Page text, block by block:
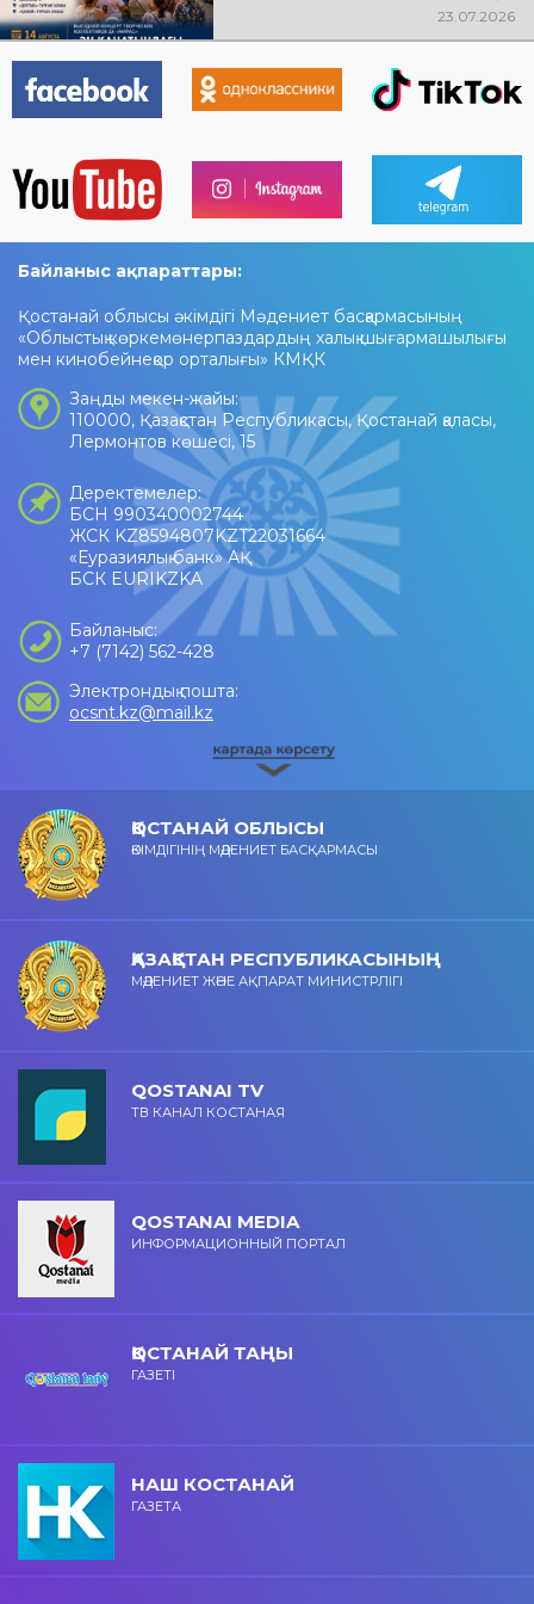
өтеді! Баршаңызды мерекелік
23.07.2026
Байланыс ақпараттары:
Қостанай облысы әкімдігі Мәдениет басқармасының
«Облыстық көркемөнерпаздардың халық шығармашылығы
мен кинобейнеқор орталығы» КМҚК
Заңды мекен-жайы:
110000, Қазақстан Республикасы, Қостанай қаласы,
Лермонтов көшесі, 15
Деректемелер:
БСН 990340002744
ЖСК KZ8594807KZT22031664
«Еуразиялық банк» АҚ
БСК EURIKZKA
Байланыс:
+7 (7142) 562-428
Электрондық пошта:
ocsnt.kz@mail.kz
ҚОСТАНАЙ ОБЛЫСЫ
ӘКІМДІГІНІҢ МӘДЕНИЕТ БАСҚАРМАСЫ
ҚАЗАҚСТАН РЕСПУБЛИКАСЫНЫҢ
МӘДЕНИЕТ ЖӘНЕ АҚПАРАТ МИНИСТРЛІГІ
QOSTANAI TV
ТВ КАНАЛ КОСТАНАЯ
QOSTANAI MEDIA
ИНФОРМАЦИОННЫЙ ПОРТАЛ
ҚОСТАНАЙ ТАҢЫ
ГАЗЕТІ
НАШ КОСТАНАЙ
ГАЗЕТА